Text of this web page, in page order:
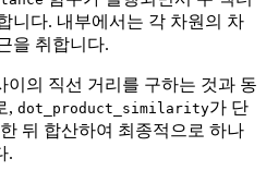
니다. 내부에서는 각 차원의 차
을 취합니다.
이의 직선 거리를 구하는 것과 동
, dot_product_similarity가 단
뒤 합산하여 최종적으로 하나
.